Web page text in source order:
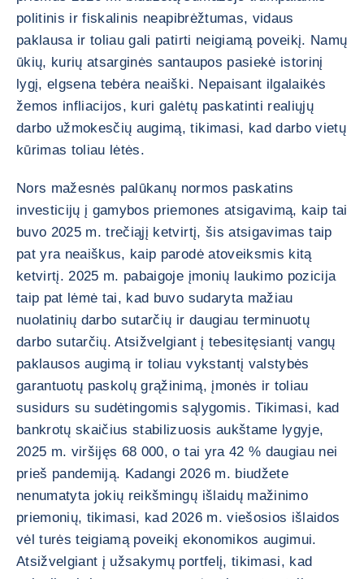
politinis ir fiskalinis neapibrėžtumas, vidaus
paklausa ir toliau gali patirti neigiamą poveikį. Namų
ūkių, kurių atsarginės santaupos pasiekė istorinį
lygį, elgsena tebėra neaiški. Nepaisant ilgalaikės
žemos infliacijos, kuri galėtų paskatinti realiųjų
darbo užmokesčių augimą, tikimasi, kad darbo vietų
kūrimas toliau lėtės.
Nors mažesnės palūkanų normos paskatins
investicijų į gamybos priemones atsigavimą, kaip tai
buvo 2025 m. trečiąjį ketvirtį, šis atsigavimas taip
pat yra neaiškus, kaip parodė atoveiksmis kitą
ketvirtį. 2025 m. pabaigoje įmonių laukimo pozicija
taip pat lėmė tai, kad buvo sudaryta mažiau
nuolatinių darbo sutarčių ir daugiau terminuotų
darbo sutarčių. Atsižvelgiant į tebesitęsiantį vangų
paklausos augimą ir toliau vykstantį valstybės
garantuotų paskolų grąžinimą, įmonės ir toliau
susidurs su sudėtingomis sąlygomis. Tikimasi, kad
bankrotų skaičius stabilizuosis aukštame lygyje,
2025 m. viršijęs 68 000, o tai yra 42 % daugiau nei
prieš pandemiją. Kadangi 2026 m. biudžete
nenumatyta jokių reikšmingų išlaidų mažinimo
priemonių, tikimasi, kad 2026 m. viešosios išlaidos
vėl turės teigiamą poveikį ekonomikos augimui.
Atsižvelgiant į užsakymų portfelį, tikimasi, kad